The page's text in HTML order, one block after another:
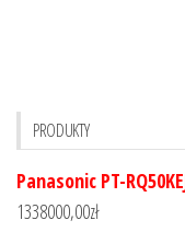
PRODUKTY
Panasonic PT-
1338000,00zł